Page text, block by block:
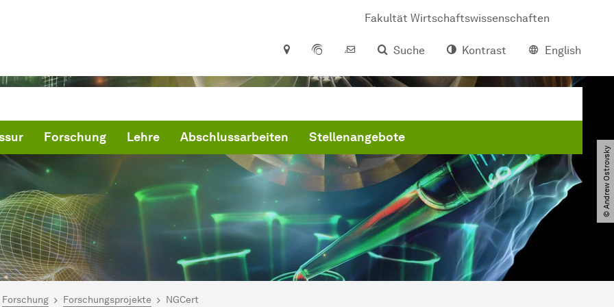
Fakultät Wirtschaftswissenschaften
Suche
Kontrast English
Forschung Lehre Abschlussarbeiten Stellenangebote
© Andrew Ostrovsky
hier:
Transformation - WiWi
Forschung Forschungsprojekte NGCert